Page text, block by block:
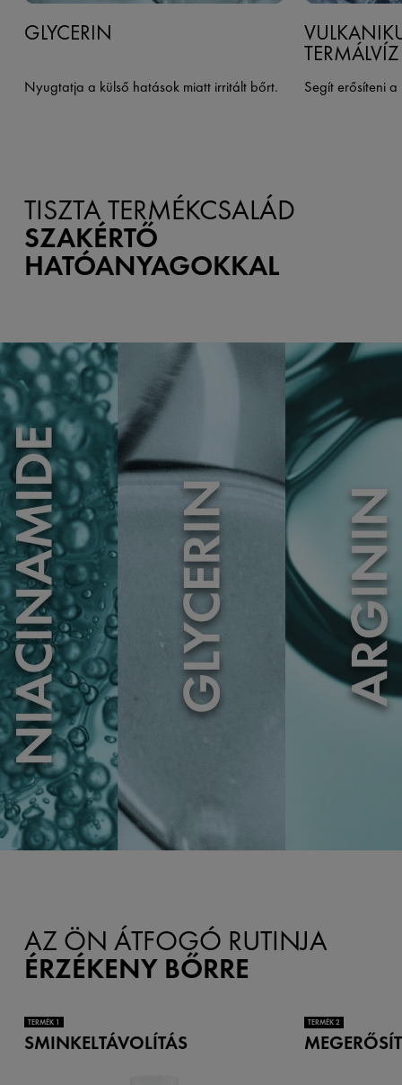
GLYCERIN
Nyugtatja a külső hatások miatt irritált bőrt.
TERMÁLVÍZ
Segít erősíteni
TISZTA TERMÉKCSALÁD
SZAKÉRTŐ
HATÓANYAGOKKAL
AZ ÖN ÁTFOGÓ RUTINJA
ÉRZÉKENY BŐRRE
TERMÉK 1
SMINKELTÁVOLÍTÁS
TERMÉK 2